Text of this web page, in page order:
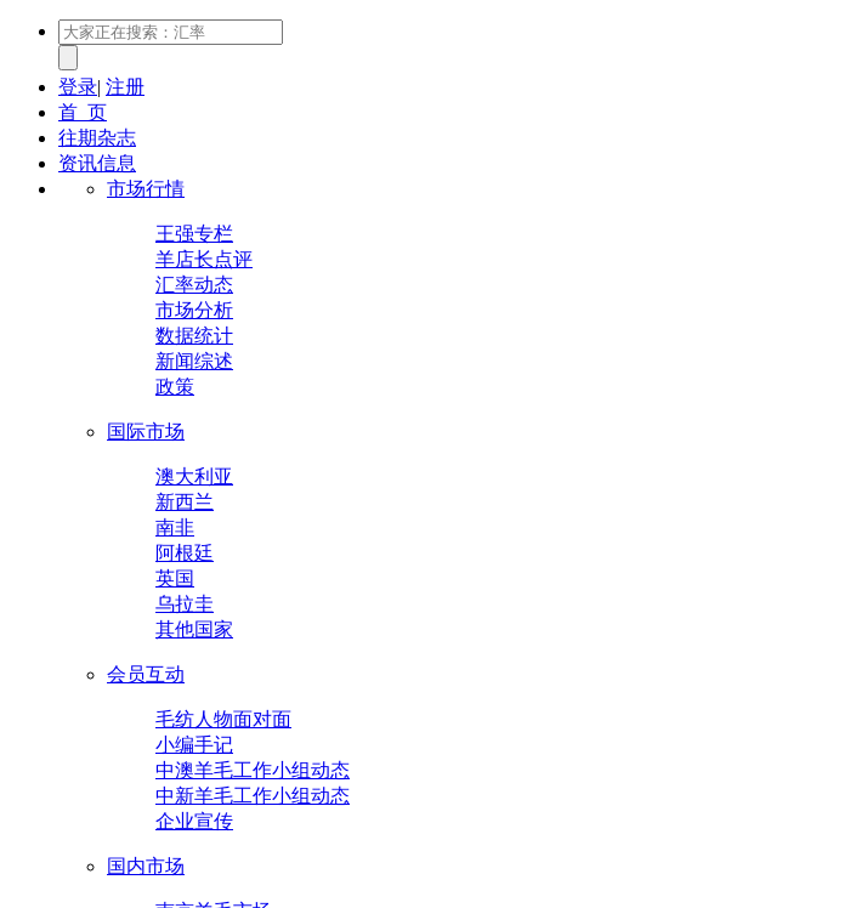
登录| 注册
首 页
往期杂志
资讯信息
市场行情
王强专栏
羊店长点评
汇率动态
市场分析
数据统计
新闻综述
政策
国际市场
澳大利亚
新西兰
南非
阿根廷
英国
乌拉圭
其他国家
会员互动
毛纺人物面对面
小编手记
中澳羊毛工作小组动态
中新羊毛工作小组动态
企业宣传
国内市场